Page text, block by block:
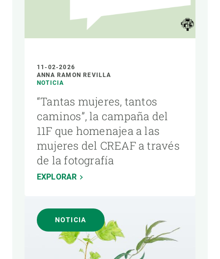
11-02-2026
ANNA RAMON REVILLA
NOTICIA
“Tantas mujeres, tantos
caminos”, la campaña del
11F que homenajea a las
mujeres del CREAF a través
de la fotografía
EXPLORAR
NOTICIA